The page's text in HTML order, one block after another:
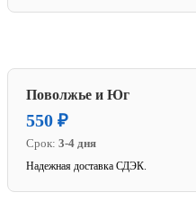
Поволжье и Юг
550 ₽
Срок: 3-4 дня
Надежная доставка СДЭК.